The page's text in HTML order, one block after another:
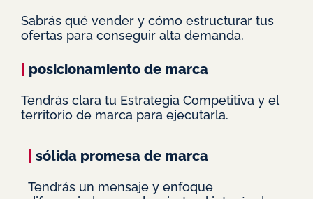
Sabrás qué vender y cómo estructurar tus
ofertas para conseguir alta demanda.
posicionamiento de marca
Tendrás clara tu Estrategia Competitiva y el
territorio de marca para ejecutarla.
sólida promesa de marca
Tendrás un mensaje y enfoque